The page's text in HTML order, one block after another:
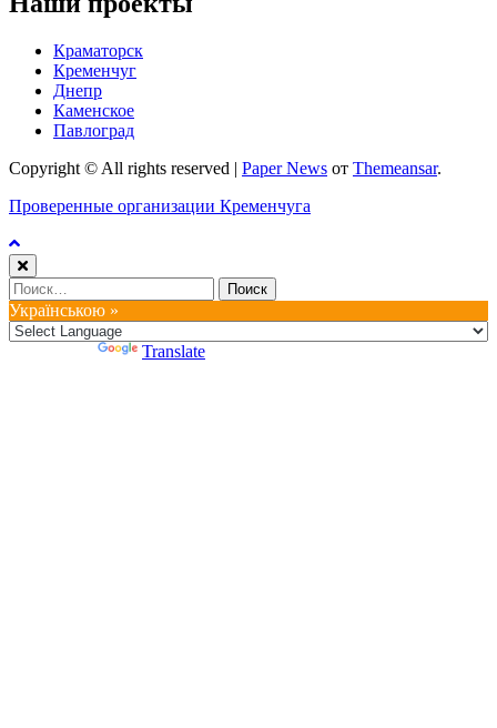
Краматорск
Кременчуг
Днепр
Каменское
Павлоград
Copyright © All rights reserved | Paper News от Themeansar.
Проверенные организации Кременчуга
Найти:
Українською »
Translate